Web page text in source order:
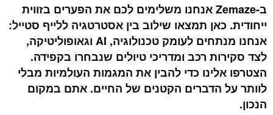
ב-Zemaze אנחנו משלימים לכם את הפערים בזווית
ייחודית. כאן תמצאו שילוב בין אסטרטגיה ללייף סטייל:
אנחנו מנתחים לעומק טכנולוגיה, AI וגאופוליטיקה,
לצד סקירות רכב ומדריכי טיולים שנבחרו בקפידה.
הצטרפו אלינו כדי להבין את המגמות העולמיות מבלי
לוותר על הדברים הקטנים של החיים. אתם במקום
הנכון.